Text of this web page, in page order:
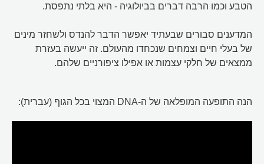
הטבע וכמו הרבה דברים בביולוגיה - היא בלתי נתפסת.
המדענים סבורים שבעתיד יאפשר הדבר להנדס ולשחזר מינים
של בעלי חיים וצמחים שנכחדו מהעולם. זה ייעשה בעזרת
ממצאים של חלקי עצמות או אפילו ציפורניים שלהם.
הנה התופעה המופלאה של ה-DNA המצוי בכל הגוף (עברית):